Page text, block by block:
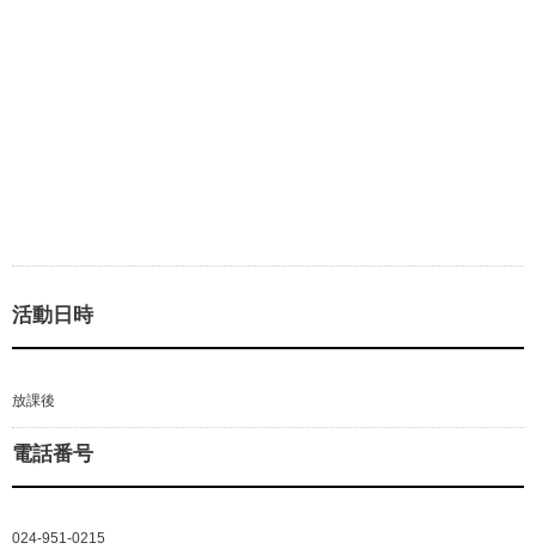
活動日時
放課後
電話番号
024-951-0215